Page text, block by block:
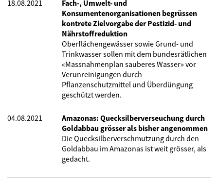
18.08.2021
Fach-, Umwelt- und
Konsumentenorganisationen begrüssen
kontrete Zielvorgabe der Pestizid- und
Nährstoffreduktion
Oberflächengewässer sowie Grund- und
Trinkwasser sollen mit dem bundesrätlichen
«Massnahmenplan sauberes Wasser» vor
Verunreinigungen durch
Pflanzenschutzmittel und Überdüngung
geschützt werden.
04.08.2021
Amazonas: Quecksilberverseuchung durch
Goldabbau grösser als bisher angenommen
Die Quecksilberverschmutzung durch den
Goldabbau im Amazonas ist weit grösser, als
gedacht.